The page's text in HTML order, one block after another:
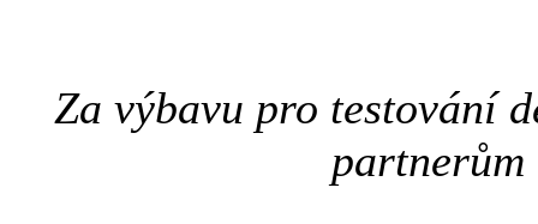
Za výbavu pro testování
partnerům